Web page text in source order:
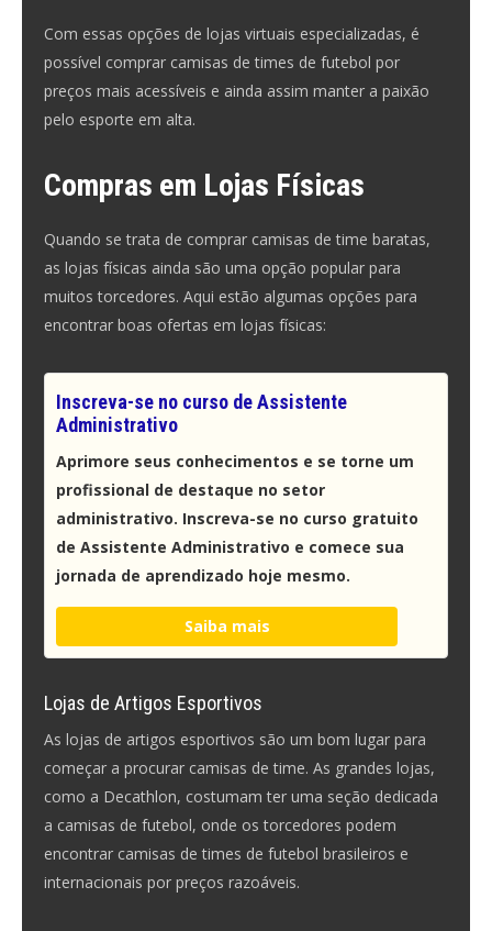
Com essas opções de lojas virtuais especializadas, é
possível comprar camisas de times de futebol por
preços mais acessíveis e ainda assim manter a paixão
pelo esporte em alta.
Compras em Lojas Físicas
Quando se trata de comprar camisas de time baratas,
as lojas físicas ainda são uma opção popular para
muitos torcedores. Aqui estão algumas opções para
encontrar boas ofertas em lojas físicas:
Inscreva-se no curso de Assistente
Administrativo
Aprimore seus conhecimentos e se torne um
profissional de destaque no setor
administrativo. Inscreva-se no curso gratuito
de Assistente Administrativo e comece sua
jornada de aprendizado hoje mesmo.
Saiba mais
Lojas de Artigos Esportivos
As lojas de artigos esportivos são um bom lugar para
começar a procurar camisas de time. As grandes lojas,
como a Decathlon, costumam ter uma seção dedicada
a camisas de futebol, onde os torcedores podem
encontrar camisas de times de futebol brasileiros e
internacionais por preços razoáveis.